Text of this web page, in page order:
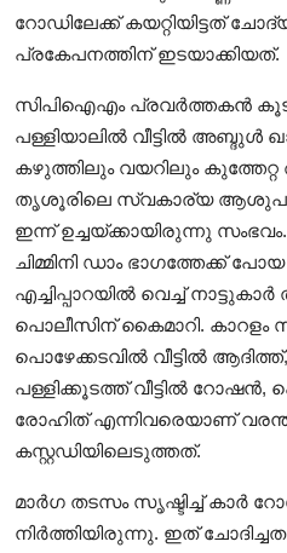
റോഡിലേക്ക് കയറ്റിയിട്ടത്
പ്രകേപനത്തിന് ഇടയാക്കിയത്.
സിപിഐഎം പ്രവർത്തകൻ
പള്ളിയാലിൽ വീട്ടിൽ അബ്ദുൾ
കഴുത്തിലും വയറിലും
തൃശൂരിലെ സ്വകാര്യ
ഇന്ന് ഉച്ചയ്ക്കായിരുന്നു
ചിമ്മിനി ഡാം ഭാഗത്തേക്ക്
എച്ചിപ്പാറയിൽ വെച്ച്
പൊലീസിന് കൈമാറി. കാറളം
പൊഴേക്കടവിൽ വീട്ടിൽ
പള്ളിക്കൂടത്ത് വീട്ടിൽ റോഷൻ,
രോഹിത് എന്നിവരെയാണ്
കസ്റ്റഡിയിലെടുത്തത്.
മാർഗ തടസം സൃഷ്ടിച്ച് കാർ
നിർത്തിയിരുന്നു. ഇത്